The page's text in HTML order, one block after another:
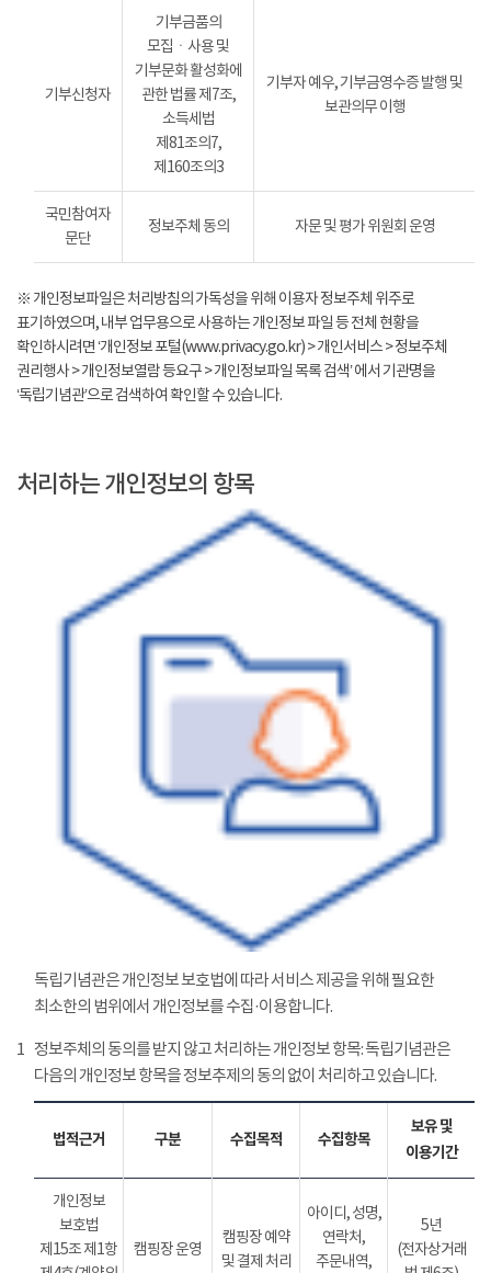
기부신청자
기부금품의
모집ㆍ사용 및
기부문화 활성화에
관한 법률 제7조,
소득세법
제81조의7,
제160조의3
기부자 예우, 기부금영수증 발행 및
보관의무 이행
국민참여자
문단
정보주체 동의 자문 및 평가 위원회 운영
※ 개인정보파일은 처리방침의 가독성을 위해 이용자 정보주체 위주로
표기하였으며, 내부 업무용으로 사용하는 개인정보 파일 등 전체 현황을
확인하시려면 ‘개인정보 포털(www.privacy.go.kr) > 개인서비스 > 정보주체
권리행사 > 개인정보열람 등요구 > 개인정보파일 목록 검색’ 에서 기관명을
‘독립기념관’으로 검색하여 확인할 수 있습니다.
처리하는 개인정보의 항목
독립기념관은 개인정보 보호법에 따라 서비스 제공을 위해 필요한
최소한의 범위에서 개인정보를 수집·이용합니다.
1 정보주체의 동의를 받지 않고 처리하는 개인정보 항목: 독립기념관은
다음의 개인정보 항목을 정보추제의 동의 없이 처리하고 있습니다.
법적근거 구분 수집목적 수집항목
보유 및
이용기간
개인정보
보호법
제15조 제1항
캠핑장 운영
캠핑장 예약
및 결제 처리
아이디, 성명,
연락처,
주문내역,
5년
(전자상거래